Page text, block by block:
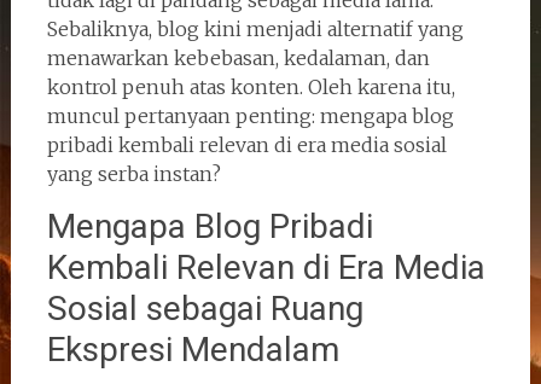
Sebaliknya, blog kini menjadi alternatif yang
menawarkan kebebasan, kedalaman, dan
kontrol penuh atas konten. Oleh karena itu,
muncul pertanyaan penting: mengapa blog
pribadi kembali relevan di era media sosial
yang serba instan?
Mengapa Blog Pribadi
Kembali Relevan di Era Media
Sosial sebagai Ruang
Ekspresi Mendalam